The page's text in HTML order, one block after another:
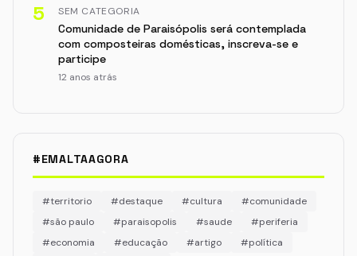
5 SEM CATEGORIA
Comunidade de Paraisópolis será contemplada
com composteiras domésticas, inscreva-se e
participe
12 anos atrás
#EMALTAAGORA
#territorio #destaque #cultura
#comunidade
#são paulo
#paraisopolis #saude
#periferia
#economia
#educação #artigo
#política